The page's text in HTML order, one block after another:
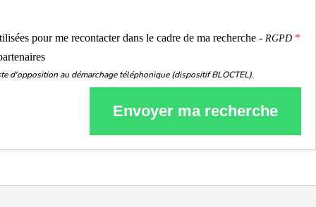
pour me recontacter dans le cadre de ma recherche - RGPD
d'opposition au démarchage téléphonique (dispositif BLOCTEL).
Envoyer ma recherche